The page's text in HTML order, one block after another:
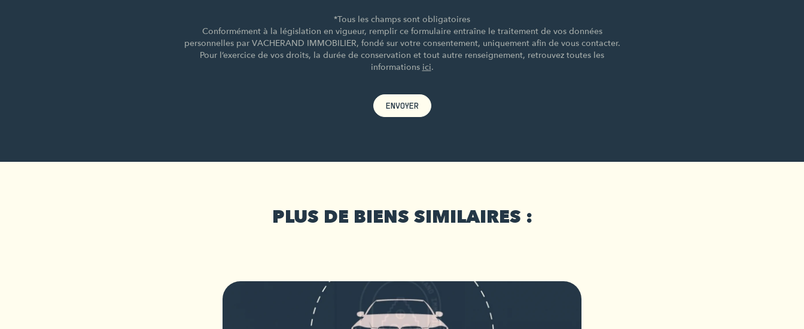
*Tous les champs sont obligatoires
Conformément à la législation en vigueur, remplir ce formulaire entraîne le traitement de vos données
personnelles par VACHERAND IMMOBILIER, fondé sur votre consentement, uniquement afin de vous contacter.
Pour l’exercice de vos droits, la durée de conservation et tout autre renseignement, retrouvez toutes les
informations ici.
ENVOYER
PLUS DE BIENS SIMILAIRES :